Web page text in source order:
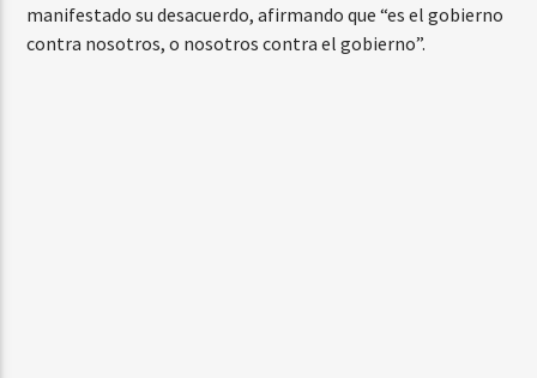
manifestado su desacuerdo, afirmando que “es el gobierno
contra nosotros, o nosotros contra el gobierno”.